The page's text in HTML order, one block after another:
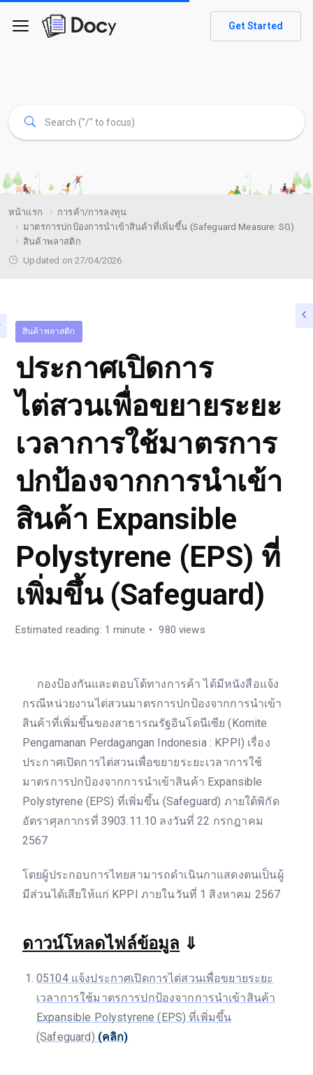
Get Started
หน้าแรก
การค้า/การลงทุน
มาตรการปกป้องการนำเข้าสินค้าที่เพิ่มขึ้น (Safeguard Measure: SG)
สินค้าพลาสติก
Updated on 27/04/2026
สินค้าพลาสติก
ประกาศเปิดการ
ไต่สวนเพื่อขยายระยะ
เวลาการใช้มาตรการ
ปกป้องจากการนำเข้า
สินค้า Expansible
Polystyrene (EPS) ที่
เพิ่มขึ้น (Safeguard)
Estimated reading: 1 minute 980 views
กองป้องกันและตอบโต้ทางการค้า ได้มีหนังสือแจ้ง
กรณีหน่วยงานไต่สวนมาตรการปกป้องจากการนำเข้า
สินค้าที่เพิ่มขึ้นของสาธารณรัฐอินโดนีเซีย (Komite
Pengamanan Perdagangan Indonesia : KPPI) เรื่อง
ประกาศเปิดการไต่สวนเพื่อขยายระยะเวลาการใช้
มาตรการปกป้องจากการนำเข้าสินค้า Expansible
Polystyrene (EPS) ที่เพิ่มขึ้น (Safeguard) ภายใต้พิกัด
อัตราศุลกากรที่ 3903.11.10 ลงวันที่ 22 กรกฎาคม
2567
โดยผู้ประกอบการไทยสามารถดำเนินกาแสดงตนเป็นผู้
มีส่วนได้เสียให้แก่ KPPI ภายในวันที่ 1 สิงหาคม 2567
ดาวน์โหลดไฟล์ข้อมูล ⇓
05104 แจ้งประกาศเปิดการไต่สวนเพื่อขยายระยะ
เวลาการใช้มาตรการปกป้องจากการนำเข้าสินค้า
Expansible Polystyrene (EPS) ที่เพิ่มขึ้น
(Safeguard) (คลิก)